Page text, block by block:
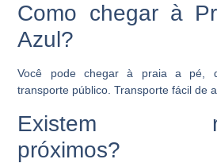
Como chegar à
Azul?
Você pode chegar à praia a pé,
transporte público. Transporte fácil de
Existem
próximos?